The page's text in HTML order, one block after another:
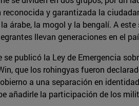
y garantizada la
árabe, la mogol y la bengalí. A
llevan generaciones en el
se publicó la Ley de Emergencia
que los rohingyas fueron
a una separación en
añadirle la participación de los